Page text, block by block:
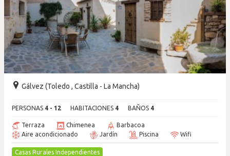
Gálvez (Toledo , Castilla - La Mancha)
PERSONAS 4 - 12 HABITACIONES 4 BAÑOS 4
Terraza Chimenea
Barbacoa
Aire acondicionado
Jardín Piscina Wifi
Casas Rurales Independientes